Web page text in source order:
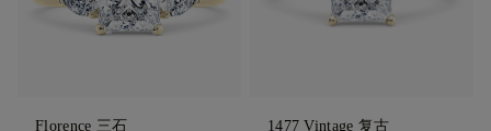
Florence 三石 1477 Vintage 复古